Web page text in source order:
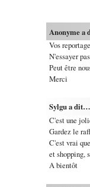
Anonyme
Vos
N'essayer
Peut être
Merci
Sylgu a dit…
C'est une
Gardez le
C'est vrai
et shopping,
A bientôt